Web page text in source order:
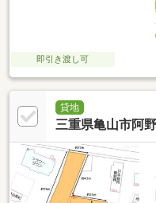
即引き渡し可
貸地
三重県亀山市阿